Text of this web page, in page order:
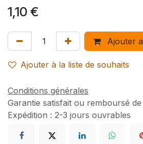
1,10 €
Ajouter
Ajouter à la liste de souhaits
Conditions générales
Garantie satisfait ou remboursé
Expédition : 2-3 jours ouvrables